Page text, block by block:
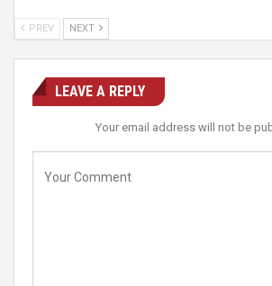
PREV NEXT
LEAVE A REPLY
Your email address will not be